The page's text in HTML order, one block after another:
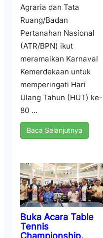
Agraria dan Tata
Ruang/Badan
Pertanahan Nasional
(ATR/BPN) ikut
meramaikan Karnaval
Kemerdekaan untuk
memperingati Hari
Ulang Tahun (HUT) ke-
80 ...
Baca Selanjutnya
Buka Acara Table
Tennis
Championship,